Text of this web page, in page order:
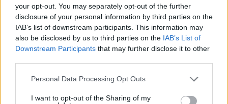
your opt-out. You may separately opt-out of the further
disclosure of your personal information by third parties on the
IAB’s list of downstream participants. This information may
also be disclosed by us to third parties on the IAB’s List of
Downstream Participants that may further disclose it to other
Please note that this website/app uses one or more Google
not limited to your visit or usage behaviour. You may click to
Personal Data Processing Opt Outs
I want to opt-out of the Sharing of my
Κομπλεξ;;;;
17.06.2026, 17:36
Ανωτερότητας; Κάτσε τώρα με προπονητη τον
Πουτσιτς να παίζεις "ολοκληρωτικό
ΑΠΑΝΤΗΣΗ